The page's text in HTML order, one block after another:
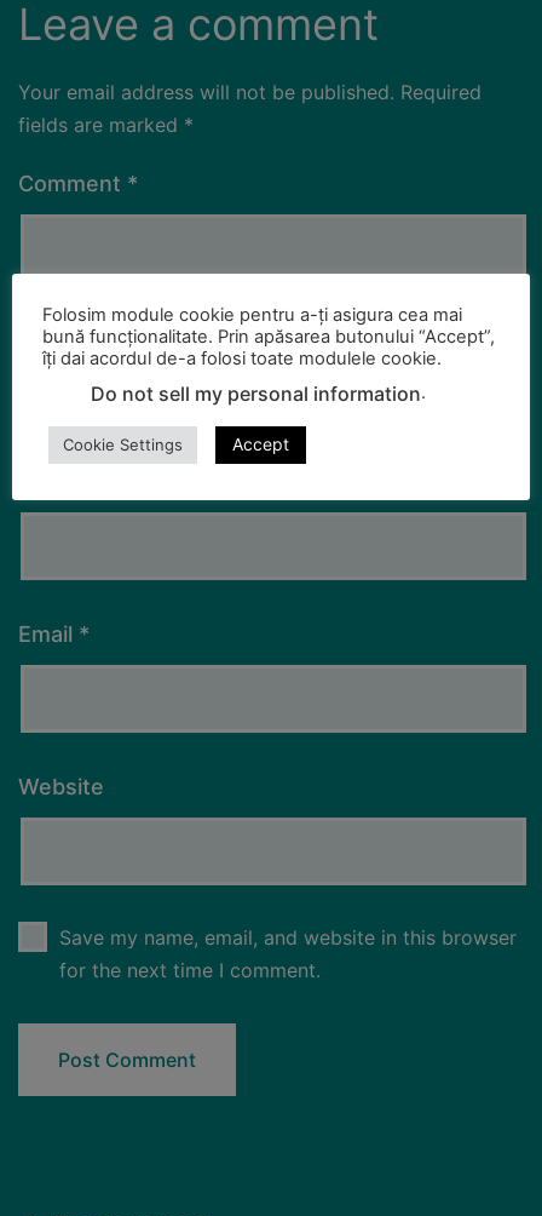
Leave a comment
Your email address will not be published. Required
fields are marked *
Comment *
Email *
Website
Save my name, email, and website in this browser
for the next time I comment.
Folosim module cookie pentru a-ți asigura cea mai
bună funcționalitate. Prin apăsarea butonului “Accept”,
îți dai acordul de-a folosi toate modulele cookie.
Do not sell my personal information.
Cookie Settings Accept